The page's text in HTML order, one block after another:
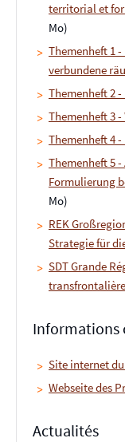
territorial et
Mo)
Themenheft 1
verbundene
Themenheft 2
Themenheft 3
Themenheft 4
Themenheft 5
Formulierung
Mo)
REK
Strategie für
SDT Grande
Informations
Site internet du
Webseite des
Actualités